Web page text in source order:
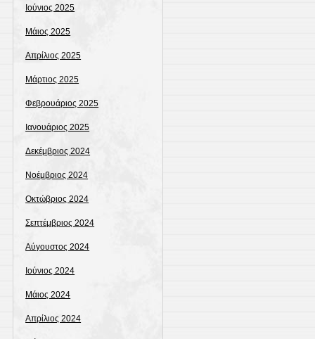
Ιούνιος 2025
Μάιος 2025
Απρίλιος 2025
Μάρτιος 2025
Φεβρουάριος 2025
Ιανουάριος 2025
Δεκέμβριος 2024
Νοέμβριος 2024
Οκτώβριος 2024
Σεπτέμβριος 2024
Αύγουστος 2024
Ιούνιος 2024
Μάιος 2024
Απρίλιος 2024